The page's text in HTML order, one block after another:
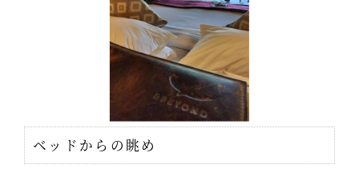
ベッドからの眺め